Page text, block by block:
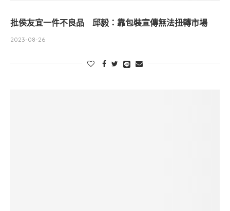
批侯友宜一件不良品 邱毅：靠包裝宣傳無法扭轉市場
2023-08-26